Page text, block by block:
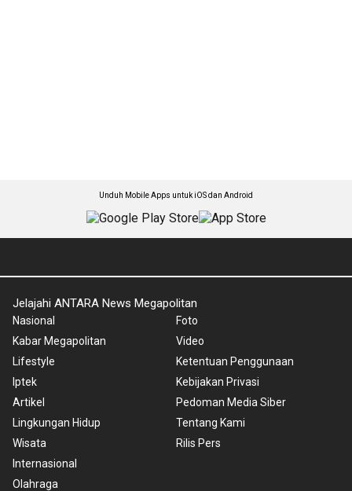
Unduh Mobile Apps untuk iOS dan Android
Jelajahi ANTARA News Megapolitan
Nasional
Kabar Megapolitan
Lifestyle
Iptek
Artikel
Lingkungan Hidup
Wisata
Internasional
Olahraga
Foto
Video
Ketentuan Penggunaan
Kebijakan Privasi
Pedoman Media Siber
Tentang Kami
Rilis Pers